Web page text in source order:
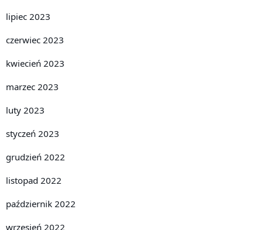
lipiec 2023
czerwiec 2023
kwiecień 2023
marzec 2023
luty 2023
styczeń 2023
grudzień 2022
listopad 2022
październik 2022
wrzesień 2022